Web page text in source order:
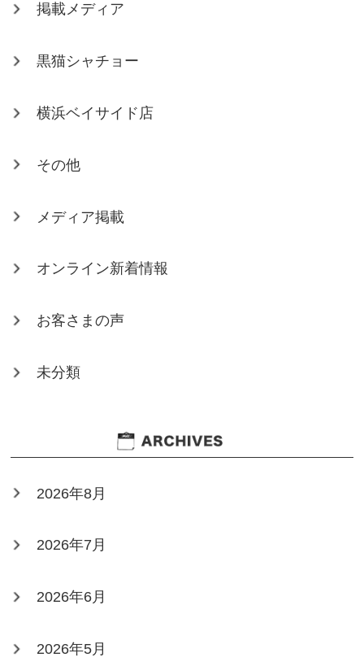
掲載メディア
黒猫シャチョー
横浜ベイサイド店
その他
メディア掲載
オンライン新着情報
お客さまの声
未分類
2026年8月
2026年7月
2026年6月
2026年5月